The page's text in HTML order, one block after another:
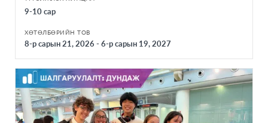
9-10 сар
ХӨТӨЛБӨРИЙН ТОВ
8-р сарын 21, 2026 - 6-р сарын 19, 2027